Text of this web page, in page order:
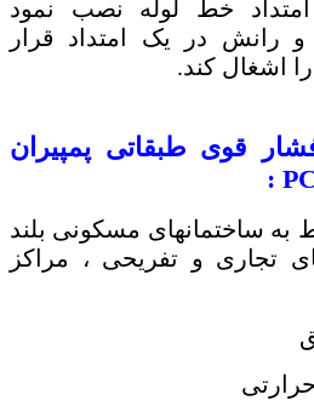
خط لوله نصب نمود
رانش در یک امتداد قرار
اشغال کند.
قوی طبقاتی پمپیران
:
ساختمانهای مسکونی بلند
تجاری و تفریحی ، مراکز